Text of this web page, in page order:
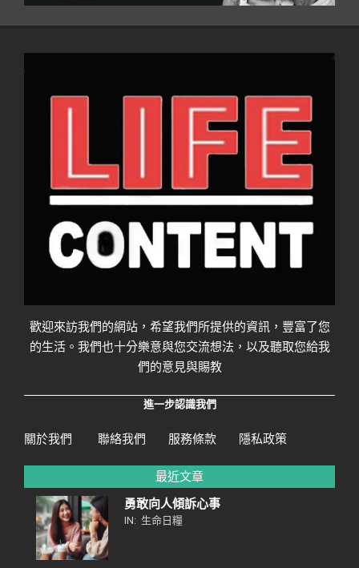
歡迎來訪我們的網站，希望我們所提供的資訊，豐富了您
的生活。我們也十分樂意與您交流想法，以及聽取您給我
們的意見與賜教
進一步認識我們
關於我們 聯絡我們 服務條款 隱私政策
最近文章
勇敢向人傾訴心事
IN: 生命日糧